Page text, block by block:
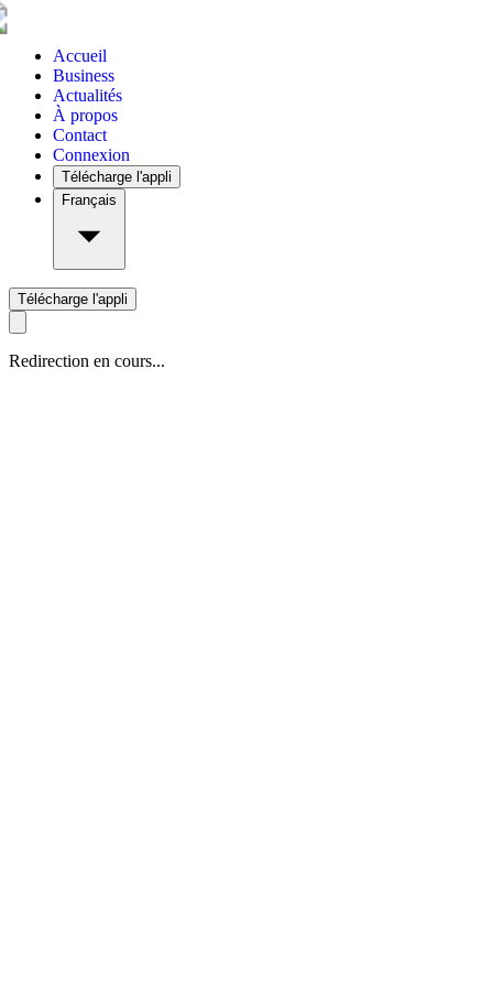
Accueil
Business
Actualités
À propos
Contact
Connexion
Télécharge l'appli
Français
Télécharge l'appli
Redirection en cours...